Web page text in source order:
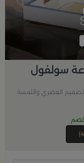
سولفول
العصري واللمسة